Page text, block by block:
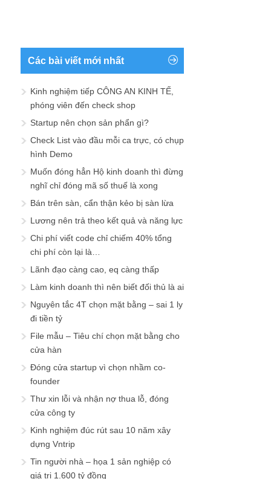
Các bài viết mới nhất
Kinh nghiệm tiếp CÔNG AN KINH TẾ,
phóng viên đến check shop
Startup nên chọn sản phẩn gì?
Check List vào đầu mỗi ca trực, có chụp
hình Demo
Muốn đóng hẳn Hộ kinh doanh thì đừng
nghĩ chỉ đóng mã số thuế là xong
Bán trên sàn, cẩn thận kẻo bị sàn lừa
Lương nên trả theo kết quả và năng lực
Chi phí viết code chỉ chiếm 40% tổng
chi phí còn lại là…
Lãnh đạo càng cao, eq càng thấp
Làm kinh doanh thì nên biết đối thủ là ai
Nguyên tắc 4T chọn mặt bằng – sai 1 ly
đi tiền tỷ
File mẫu – Tiêu chí chọn mặt bằng cho
cửa hàn
Đóng cửa startup vì chọn nhầm co-
founder
Thư xin lỗi và nhận nợ thua lỗ, đóng
cửa công ty
Kinh nghiệm đúc rút sau 10 năm xây
dựng Vntrip
Tin người nhà – họa 1 sản nghiệp có
giá trị 1.600 tỷ đồng